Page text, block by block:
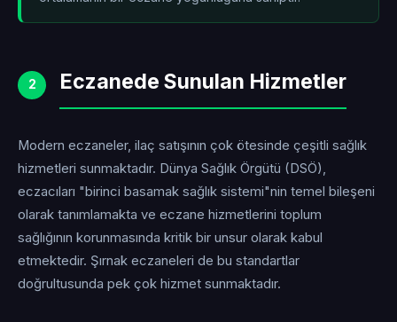
2 Eczanede Sunulan Hizmetler
Modern eczaneler, ilaç satışının çok ötesinde çeşitli sağlık
hizmetleri sunmaktadır. Dünya Sağlık Örgütü (DSÖ),
eczacıları "birinci basamak sağlık sistemi"nin temel bileşeni
olarak tanımlamakta ve eczane hizmetlerini toplum
sağlığının korunmasında kritik bir unsur olarak kabul
etmektedir. Şırnak eczaneleri de bu standartlar
doğrultusunda pek çok hizmet sunmaktadır.